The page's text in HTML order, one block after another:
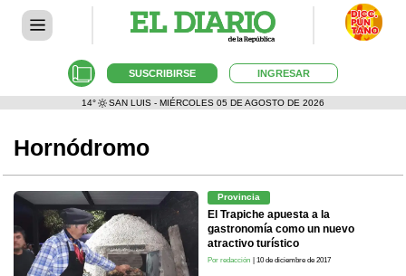
SUSCRIBIRSE INGRESAR
14° SAN LUIS - MIÉRCOLES 05 DE AGOSTO DE 2026
Hornódromo
Provincia
El Trapiche apuesta a la
gastronomía como un nuevo
atractivo turístico
Por redacción | 10 de diciembre de 2017